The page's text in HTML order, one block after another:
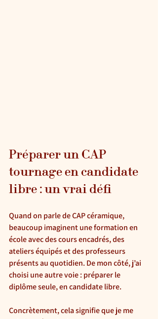
Préparer un CAP
tournage en candidate
libre : un vrai défi
Quand on parle de CAP céramique,
beaucoup imaginent une formation en
école avec des cours encadrés, des
ateliers équipés et des professeurs
présents au quotidien. De mon côté, j’ai
choisi une autre voie : préparer le
diplôme seule, en candidate libre.
Concrètement, cela signifie que je me